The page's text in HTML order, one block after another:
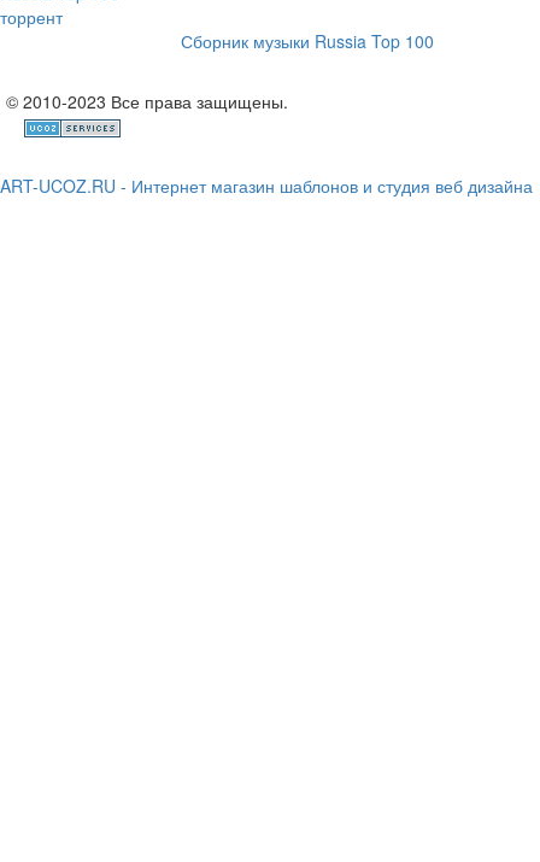
Сборник музыки Russia Top 100
© 2010-2023 Все права защищены.
ART-UCOZ.RU - Интернет магазин шаблонов и студия веб дизайна